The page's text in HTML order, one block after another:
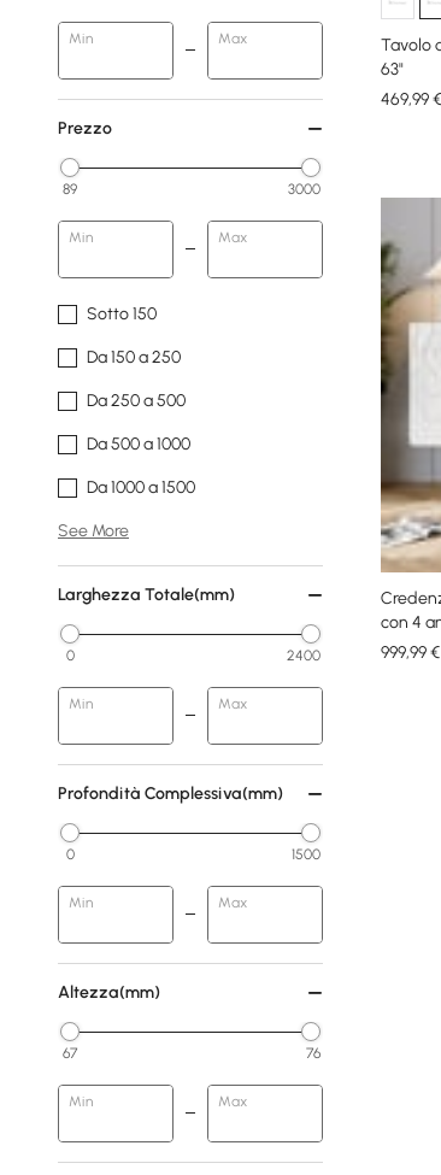
Min Max
Prezzo
89 3000
Min Max
Sotto 150
Da 150 a 250
Da 250 a 500
Da 500 a 1000
Da 1000 a 1500
See More
Larghezza Totale(mm)
0 2400
Min Max
Profondità Complessiva(mm)
0 1500
Min Max
Altezza(mm)
67 76
Min Max
Tavolo
63"
469,99€
con 4
999,99€